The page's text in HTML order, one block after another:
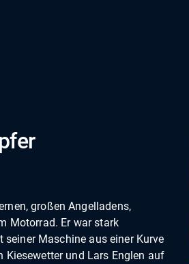
großen Angelladens,
Motorrad. Er war stark
Maschine aus einer Kurve
und Lars Englen auf